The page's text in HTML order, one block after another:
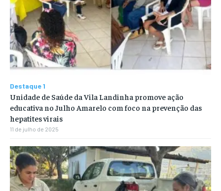
Destaque 1
Unidade de Saúde da Vila Landinha promove ação
educativa no Julho Amarelo com foco na prevenção das
hepatites virais
11 de julho de 2025